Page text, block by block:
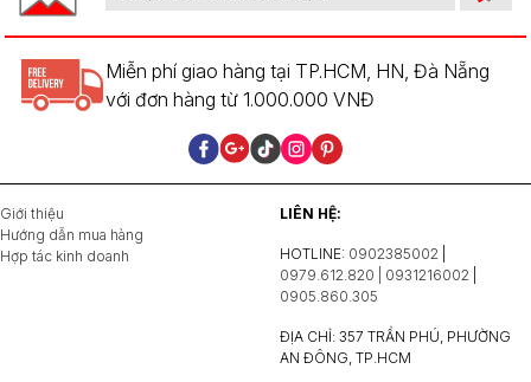
Miễn phí giao hàng tại TP.HCM, HN, Đà Nẵng
với đơn hàng từ 1.000.000 VNĐ
Giới thiệu
Hướng dẫn mua hàng
Hợp tác kinh doanh
LIÊN HỆ:
HOTLINE: 0902385002
0979.612.820 | 0931216002
0905.860.305
ĐỊA CHỈ: 357 TRẦN PHÚ, PHƯỜNG
AN ĐÔNG, TP.HCM